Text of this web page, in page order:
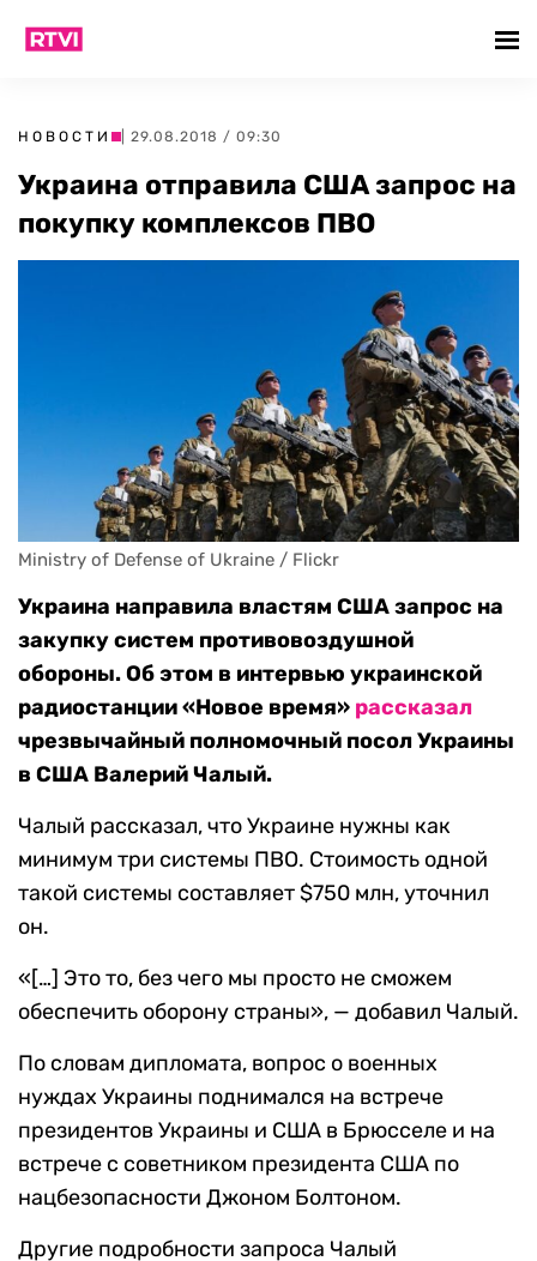
НОВОСТИ | 29.08.2018 / 09:30
Украина отправила США запрос на
покупку комплексов ПВО
Ministry of Defense of Ukraine / Flickr
Украина направила властям США запрос на
закупку систем противовоздушной
обороны. Об этом в интервью украинской
радиостанции «Новое время» рассказал
чрезвычайный полномочный посол Украины
в США Валерий Чалый.
Чалый рассказал, что Украине нужны как
минимум три системы ПВО. Стоимость одной
такой системы составляет $750 млн, уточнил
он.
«[…] Это то, без чего мы просто не сможем
обеспечить оборону страны», — добавил Чалый.
По словам дипломата, вопрос о военных
нуждах Украины поднимался на встрече
президентов Украины и США в Брюсселе и на
встрече с советником президента США по
нацбезопасности Джоном Болтоном.
Другие подробности запроса Чалый